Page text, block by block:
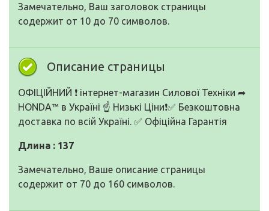
Замечательно, Ваш заголовок страницы
содержит от 10 до 70 символов.
Описание страницы
ОФІЦІЙНИЙ ❗ інтернет-магазин Силової Техніки ➦
HONDA™ в Україні ☝ Низькі Ціни❗✅ Безкоштовна
доставка по всій Україні. ✅ Офіційна Гарантія
Длина : 137
Замечательно, Ваше описание страницы
содержит от 70 до 160 символов.